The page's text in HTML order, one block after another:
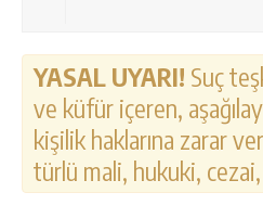
YASAL UYARI! Suç
ve küfür içeren,
kişilik haklarına zarar
türlü mali, hukuki,